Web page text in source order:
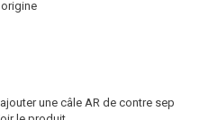
une câle AR de contre sep